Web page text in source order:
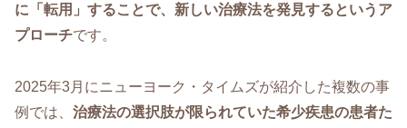
に「転用」することで、新しい治療法を発見するというア
プローチです。
2025年3月にニューヨーク・タイムズが紹介した複数の事
例では、 治療法の選択肢が限られていた希少疾患の患者た